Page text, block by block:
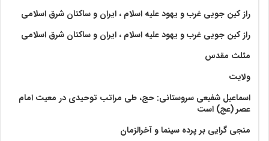
راز کین جویی غرب و یهود علیه اسلام ، ایران و ساکنان شرق اسلامی
راز کین جویی غرب و یهود علیه اسلام ، ایران و ساکنان شرق اسلامی
مثلث مقدس
ولايت‏
اسماعیل شفیعی سروستانی: حج، طی مراتب توحیدی در معیت امام
عصر (عج) است
منجی گرایی بر پرده سینما و آخرالزمان